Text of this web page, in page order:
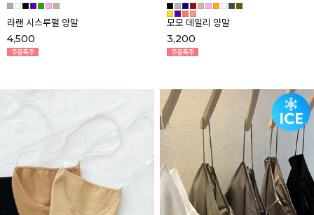
라랜 시스루펄 양말
4,500
모모 데일리 양말
3,200